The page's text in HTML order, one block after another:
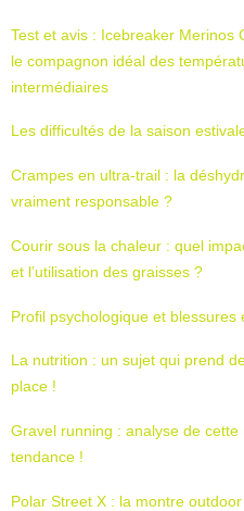
Test et avis : Icebreaker Merinos
le compagnon idéal des
intermédiaires
Les difficultés de la saison
Crampes en ultra-trail : la
vraiment responsable ?
Courir sous la chaleur : quel
et l’utilisation des graisses ?
Profil psychologique et blessures
La nutrition : un sujet qui prend
place !
Gravel running : analyse de cette
tendance !
Polar Street X : la montre